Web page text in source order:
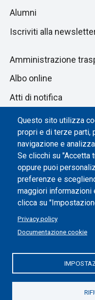
Questo sito utilizza
propri e di terze parti,
navigazione e
Se clicchi su "Accetta
oppure puoi
preferenze e
maggiori informazioni
clicca su
Privacy policy
Documentazione cookie
Alumni
Iscriviti alla
Amministrazione
Albo online
Atti di notifica
Dichiarazione di
Impostazione dei
Politecnico di Torino |
Torino, ITALIA | P.IVA/C.F.